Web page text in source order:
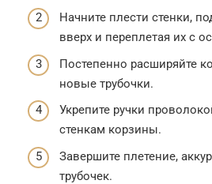
Начните плести стенки,
вверх и переплетая их с
Постепенно расширяйте
новые трубочки.
Укрепите ручки
стенкам корзины.
Завершите плетение,
трубочек.